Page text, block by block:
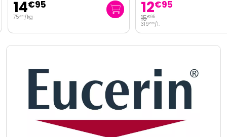
14€95
75€51/kg 12€95
15€95
319€00/l.